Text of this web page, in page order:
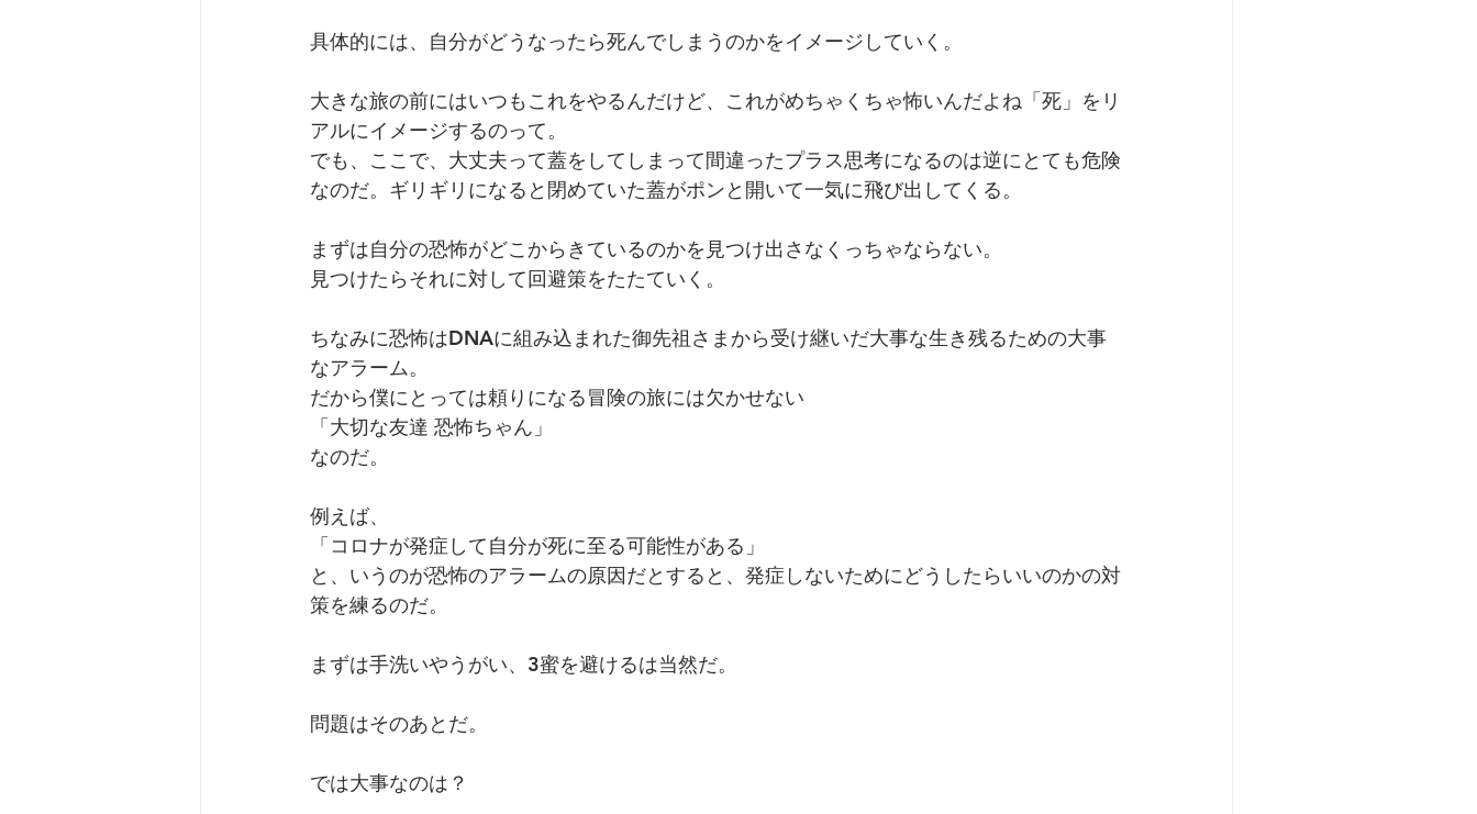
具体的には、自分がどうなったら死んでしまうのかをイメージしていく。
大きな旅の前にはいつもこれをやるんだけど、これがめちゃくちゃ怖いんだよね「死」をリ
アルにイメージするのって。
でも、ここで、大丈夫って蓋をしてしまって間違ったプラス思考になるのは逆にとても危険
なのだ。ギリギリになると閉めていた蓋がポンと開いて一気に飛び出してくる。
まずは自分の恐怖がどこからきているのかを見つけ出さなくっちゃならない。
見つけたらそれに対して回避策をたたていく。
ちなみに恐怖はDNAに組み込まれた御先祖さまから受け継いだ大事な生き残るための大事
なアラーム。
だから僕にとっては頼りになる冒険の旅には欠かせない
「大切な友達 恐怖ちゃん」
なのだ。
例えば、
「コロナが発症して自分が死に至る可能性がある」
と、いうのが恐怖のアラームの原因だとすると、発症しないためにどうしたらいいのかの対
策を練るのだ。
まずは手洗いやうがい、3蜜を避けるは当然だ。
問題はそのあとだ。
では大事なのは？